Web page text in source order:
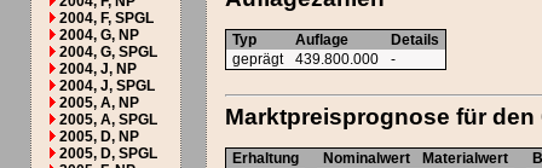
2004, F, SPGL
2004, G, NP
2004, G, SPGL
2004, J, NP
2004, J, SPGL
2005, A, NP
2005, A, SPGL
2005, D, NP
2005, D, SPGL
Typ Auflage
Details
geprägt
439.800.000 -
Marktpreisprognose für den
Erhaltung Nominalwert Materialwert